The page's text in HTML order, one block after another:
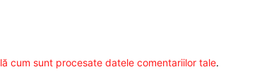
cum sunt procesate datele comentariilor tale.